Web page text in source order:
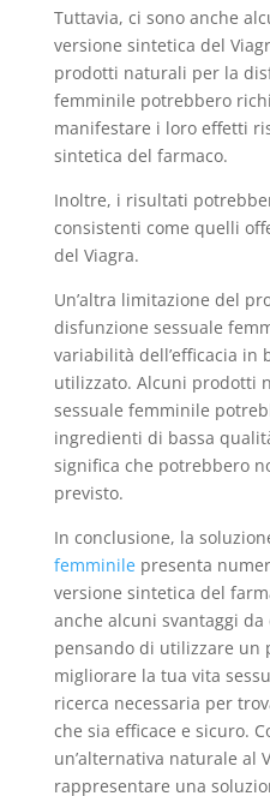
Tuttavia, ci sono anche
versione sintetica del
prodotti naturali per la
femminile potrebbero
manifestare i loro effetti
sintetica del farmaco.
Inoltre, i risultati
consistenti come quelli
del Viagra.
Un’altra limitazione del
disfunzione sessuale
variabilità dell’efficacia in
utilizzato. Alcuni prodotti
sessuale femminile
ingredienti di bassa
significa che potrebbero
previsto.
In conclusione, la
femminilepresenta
versione sintetica del
anche alcuni svantaggi da
pensando di utilizzare un
migliorare la tua vita
ricerca necessaria per
che sia efficace e sicuro.
un’alternativa naturale al
rappresentare una